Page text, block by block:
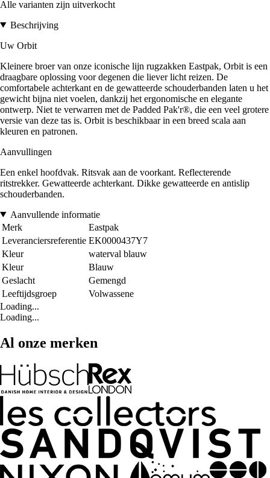
Alle varianten zijn uitverkocht
Beschrijving
Uw Orbit
Kleinere broer van onze iconische lijn rugzakken Eastpak, Orbit is een
draagbare oplossing voor degenen die liever licht reizen. De
comfortabele achterkant en de gewatteerde schouderbanden laten u het
gewicht bijna niet voelen, dankzij het ergonomische en elegante
ontwerp. Niet te verwarren met de Padded Pak'r®, die een veel grotere
versie van deze tas is. Orbit is beschikbaar in een breed scala aan
kleuren en patronen.
Aanvullingen
Een enkel hoofdvak. Ritsvak aan de voorkant. Reflecterende
ritstrekker. Gewatteerde achterkant. Dikke gewatteerde en antislip
schouderbanden.
Aanvullende informatie
Merk
Eastpak
Leveranciersreferentie EK0000437Y7
Kleur
waterval blauw
Kleur
Blauw
Geslacht
Gemengd
Leeftijdsgroep
Volwassene
Loading...
Loading...
Al onze merken